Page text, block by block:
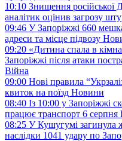
10:10 Знищення російської
аналітик оцінив загрозу
09:46 У Запоріжжі 660
адреси та місце підвозу
09:20 «Дитина спала в
Запоріжжі після атаки
Війна
09:00 Нові правила
квиток на поїзд Новини
08:40 Із 10:00 у Запоріжжі
працює транспорт 6 серпня
08:25 У Кушугумі загинула
наслідки 1041 удару по